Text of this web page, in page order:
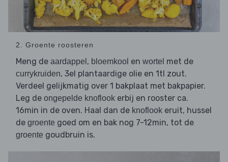
2. Groente roosteren
Meng de aardappel , bloemkool en wortel met de
currykruiden, 3el plantaardige olie en 1tl zout.
Verdeel gelijkmatig over 1 bakplaat met bakpapier.
Leg de ongepelde knoflook erbij en rooster ca.
16min in de oven. Haal dan de knoflook eruit, hussel
de groente goed om en bak nog 7-12min, tot de
groente goudbruin is.